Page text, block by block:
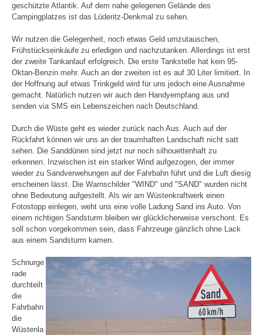
geschützte Atlantik. Auf dem nahe gelegenen Gelände des
Campingplatzes ist das Lüderitz-Denkmal zu sehen.
Wir nutzen die Gelegenheit, noch etwas Geld umzutauschen,
Frühstückseinkäufe zu erledigen und nachzutanken. Allerdings ist erst
der zweite Tankanlauf erfolgreich. Die erste Tankstelle hat kein 95-
Oktan-Benzin mehr. Auch an der zweiten ist es auf 30 Liter limitiert. In
der Hoffnung auf etwas Trinkgeld wird für uns jedoch eine Ausnahme
gemacht. Natürlich nutzen wir auch den Handyempfang aus und
senden via SMS ein Lebenszeichen nach Deutschland.
Durch die Wüste geht es wieder zurück nach Aus. Auch auf der
Rückfahrt können wir uns an der traumhaften Landschaft nicht satt
sehen. Die Sanddünen sind jetzt nur noch silhouettenhaft zu
erkennen. Inzwischen ist ein starker Wind aufgezogen, der immer
wieder zu Sandverwehungen auf der Fahrbahn führt und die Luft diesig
erscheinen lässt. Die Warnschilder "WIND" und "SAND" wurden nicht
ohne Bedeutung aufgestellt. Als wir am Wüstenkraftwerk einen
Fotostopp einlegen, weht uns eine volle Ladung Sand ins Auto. Von
einem richtigen Sandsturm bleiben wir glücklicherweise verschont. Es
soll schon vorgekommen sein, dass Fahrzeuge gänzlich ohne Lack
aus einem Sandsturm kamen.
Schnurge
rade
durchteilt
die
Fahrbahn
die
Wüstenla